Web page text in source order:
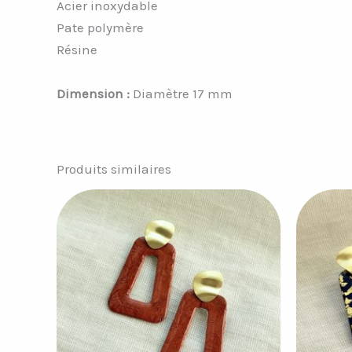
Acier inoxydable
Pate polymère
Résine
Dimension : Diamètre 17 mm
Produits similaires